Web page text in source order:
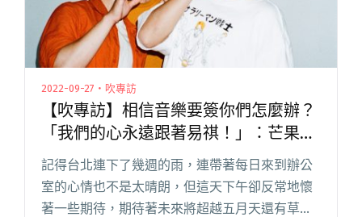
2022-09-27・吹專訪
【吹專訪】相信音樂要簽你們怎麼辦？
「我們的心永遠跟著易祺！」：芒果醬
談《新・寶島少年？》
記得台北連下了幾週的雨，連帶著每日來到辦公
室的心情也不是太晴朗，但這天下午卻反常地懷
著一些期待，期待著未來將超越五月天還有草東